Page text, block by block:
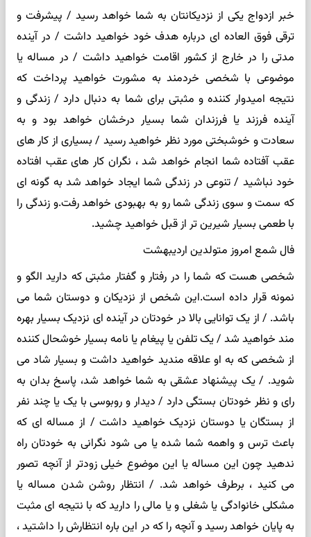
خبر ازدواج یکی از نزدیکانتان به شما خواهد رسید / پیشرفت و
ترقی فوق العاده ای درباره هدف خود خواهید داشت / در آینده
مدتی را در خارج از کشور اقامت خواهید داشت / در مساله یا
موضوعی با شخصی خردمند به مشورت خواهید پرداخت که
نتیجه امیدوار کننده و مثبتی برای شما به دنبال دارد / زندگی و
آینده فرزند یا فرزندان شما بسیار درخشان خواهد بود و به
سعادت و خوشبختی مورد نظر خواهید رسید / بسیاری از کار های
عقب آفتاده شما انجام خواهد شد ، نگران کار های عقب افتاده
خود نباشید / تنوعی در زندگی شما ایجاد خواهد شد به گونه ای
که سمت و سوی زندگی شما رو به بهبودی خواهد رفت.و زندگی را
با طعمی بسیار شیرین تر از قبل خواهید چشید.
فال شمع امروز متولدین اردیبهشت
شخصی هست که شما را در رفتار و گفتار مثبتی که دارید الگو و
نمونه قرار داده است.این شخص از نزدیکان و دوستان شما می
باشد. / از یک توانایی بالا در خودتان در آینده ای نزدیک بسیار بهره
مند خواهید شد / یک تلفن یا پیغام یا نامه بسیار خوشحال کننده
از شخصی که به او علاقه مندید خواهید داشت و بسیار شاد می
شوید. / یک پیشنهاد عشقی به شما خواهد شد، پاسخ بدان به
رای و نظر خودتان بستگی دارد / دیدار و روبوسی با یک یا چند نفر
از بستگان یا دوستان نزدیک خواهید داشت / از مساله ای که
باعث ترس و واهمه شما شده یا می شود نگرانی به خودتان راه
ندهید چون این مساله یا این موضوع خیلی زودتر از آنچه تصور
می کنید ، برطرف خواهد شد. / انتظار روشن شدن مساله یا
مشکلی خانوادگی یا شغلی و یا مالی را دارید که با نتیجه ای مثبت
به پایان خواهد رسید و آنچه را که در این باره انتظارش را داشتید ،